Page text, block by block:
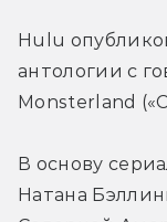
Hulu
антологии с
Monsterland
В основу
Натана